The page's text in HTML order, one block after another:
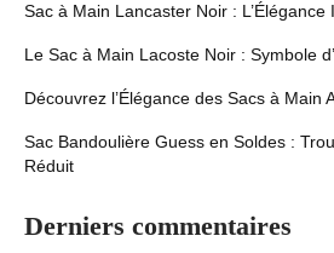
Sac à Main Lancaster Noir : L’Élégance
Le Sac à Main Lacoste Noir : Symbole
Découvrez l’Élégance des Sacs à Main
Sac Bandoulière Guess en Soldes :
Réduit
Derniers commentaires